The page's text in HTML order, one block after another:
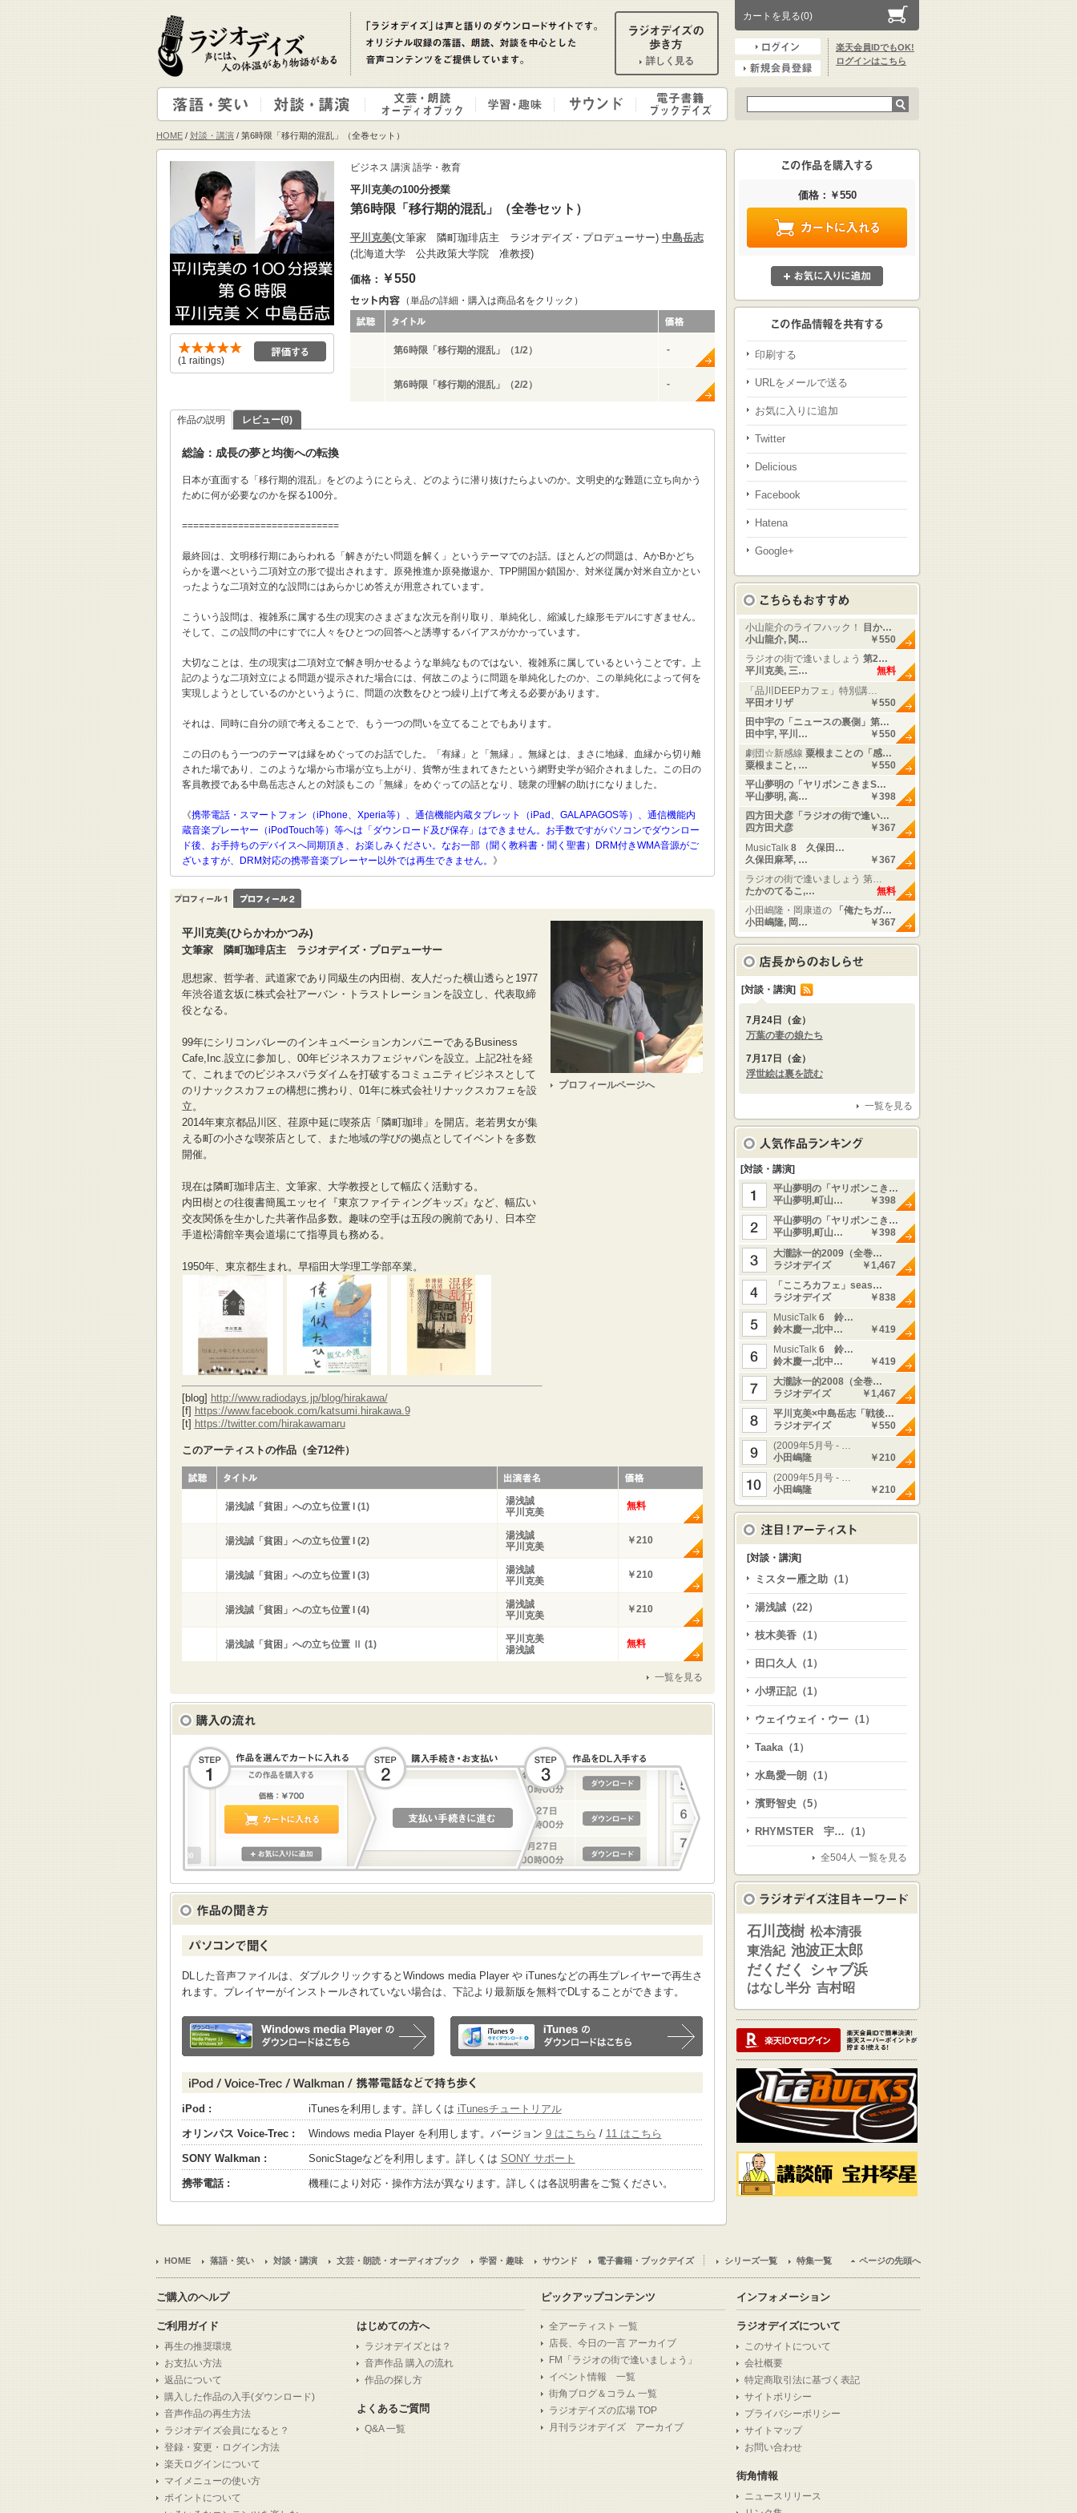
詳しく見る
カートを見る(0)
楽天会員IDでもOK!
ログインはこちら
HOME / 対談・講演 / 第6時限「移行期的混乱」（全巻セット）
(1 raitings)
ビジネス 講演 語学・教育
平川克美の100分授業
第6時限「移行期的混乱」（全巻セット）
平川克美(文筆家 隣町珈琲店主 ラジオデイズ・プロデューサー) 中島岳志
(北海道大学 公共政策大学院 准教授)
価格： ￥550
（単品の詳細・購入は商品名をクリック）
第6時限「移行期的混乱」（1/2） -
第6時限「移行期的混乱」（2/2） -
作品の説明 レビュー(0)
総論：成長の夢と均衡への転換
日本が直面する「移行期的混乱」をどのようにとらえ、どのように潜り抜けたらよいのか。文明史的な難題に立ち向かう
ために何が必要なのかを探る100分。
============================
最終回は、文明移行期にあらわれる「解きがたい問題を解く」というテーマでのお話。ほとんどの問題は、AかBかどち
らかを選べという二項対立の形で提出されます。原発推進か原発撤退か、TPP開国か鎖国か、対米従属か対米自立かとい
ったような二項対立的な設問にはあらかじめ答えが用意されています。
こういう設問は、複雑系に属する生の現実のさまざまな次元を削り取り、単純化し、縮減した線形モデルにすぎません。
そして、この設問の中にすでに人々をひとつの回答へと誘導するバイアスがかかっています。
大切なことは、生の現実は二項対立で解き明かせるような単純なものではない、複雑系に属しているということです。上
記のような二項対立による問題が提示された場合には、何故このように問題を単純化したのか、この単純化によって何を
実現しようとしているのかというように、問題の次数をひとつ繰り上げて考える必要があります。
それは、同時に自分の頭で考えることで、もう一つの問いを立てることでもあります。
この日のもう一つのテーマは縁をめぐってのお話でした。「有縁」と「無縁」。無縁とは、まさに地縁、血縁から切り離
された場であり、このような場から市場が立ち上がり、貨幣が生まれてきたという網野史学が紹介されました。この日の
客員教授である中島岳志さんとの対談もこの「無縁」をめぐっての話となり、聴衆の理解の助けになりました。
《携帯電話・スマートフォン（iPhone、Xperia等）、通信機能内蔵タブレット（iPad、GALAPAGOS等）、通信機能内
蔵音楽プレーヤー（iPodTouch等）等へは「ダウンロード及び保存」はできません。お手数ですがパソコンでダウンロー
ド後、お手持ちのデバイスへ同期頂き、お楽しみください。なお一部（聞く教科書・聞く聖書）DRM付きWMA音源がご
ざいますが、DRM対応の携帯音楽プレーヤー以外では再生できません。
》
平川克美(ひらかわかつみ)
文筆家 隣町珈琲店主 ラジオデイズ・プロデューサー
思想家、哲学者、武道家であり同級生の内田樹、友人だった横山透らと1977
年渋谷道玄坂に株式会社アーバン・トラストレーションを設立し、代表取締
役となる。
99年にシリコンバレーのインキュベーションカンパニーであるBusiness
Cafe,Inc.設立に参加し、00年ビジネスカフェジャパンを設立。上記2社を経
て、これまでのビジネスパラダイムを打破するコミュニティビジネスとして
のリナックスカフェの構想に携わり、01年に株式会社リナックスカフェを設
立。
2014年東京都品川区、荏原中延に喫茶店「隣町珈琲」を開店。老若男女が集
える町の小さな喫茶店として、また地域の学びの拠点としてイベントを多数
開催。
現在は隣町珈琲店主、文筆家、大学教授として幅広く活動する。
内田樹との往復書簡風エッセイ『東京ファイティングキッズ』など、幅広い
交友関係を生かした共著作品多数。趣味の空手は五段の腕前であり、日本空
手道松濤館辛夷会道場にて指導員も務める。
1950年、東京都生まれ。早稲田大学理工学部卒業。
[blog] http://www.radiodays.jp/blog/hirakawa/
[f] https://www.facebook.com/katsumi.hirakawa.9
[t] https://twitter.com/hirakawamaru
プロフィールページへ
このアーティストの作品（全712件）
湯浅誠「貧困」への立ち位置 I (1)
湯浅誠
平川克美
無料
湯浅誠「貧困」への立ち位置 I (2)
湯浅誠
平川克美
￥210
湯浅誠「貧困」への立ち位置 I (3)
湯浅誠
平川克美
￥210
湯浅誠「貧困」への立ち位置 I (4)
湯浅誠
平川克美
￥210
湯浅誠「貧困」への立ち位置 Ⅱ (1)
平川克美
湯浅誠
無料
一覧を見る
DLした音声ファイルは、ダブルクリックするとWindows media Player や iTunesなどの再生プレイヤーで再生さ
れます。プレイヤーがインストールされていない場合は、下記より最新版を無料でDLすることができます。
iPod : iTunesを利用します。詳しくは iTunesチュートリアル
オリンパス Voice-Trec : Windows media Player を利用します。バージョン 9 はこちら / 11 はこちら
SONY Walkman : SonicStageなどを利用します。詳しくは SONY サポート
携帯電話 : 機種により対応・操作方法が異なります。詳しくは各説明書をご覧ください。
価格：￥550
印刷する
URLをメールで送る
お気に入りに追加
Twitter
Delicious
Facebook
Hatena
Google+
小山龍介のライフハック！
目か…
小山龍介, 関…
￥550
ラジオの街で逢いましょう 第2…
平川克美, 三…
無料
「品川DEEPカフェ」特別講…
平田オリザ
￥550
田中宇の「ニュースの裏側」第…
田中宇, 平川…
￥550
劇団☆新感線 粟根まことの「感…
粟根まこと, …
￥550
平山夢明の「ヤリボンこきまS…
平山夢明, 高…
￥398
四方田犬彦「ラジオの街で逢い…
四方田犬彦
￥367
MusicTalk 8 久保田…
久保田麻琴, …
￥367
ラジオの街で逢いましょう 第…
たかのてるこ,…
無料
小田嶋隆・岡康道の
「俺たちガ…
小田嶋隆, 岡…
￥367
[対談・講演]
7月24日（金）
万葉の妻の娘たち
7月17日（金）
浮世絵は裏を読む
一覧を見る
[対談・講演]
平山夢明の「ヤリボンこき…
平山夢明,町山…
￥398
平山夢明の「ヤリボンこき…
平山夢明,町山…
￥398
大瀧詠一的2009（全巻…
ラジオデイズ
￥1,467
「こころカフェ」seas…
ラジオデイズ
￥838
MusicTalk 6 鈴…
鈴木慶一,北中…
￥419
MusicTalk 6 鈴…
鈴木慶一,北中…
￥419
大瀧詠一的2008（全巻…
ラジオデイズ
￥1,467
平川克美×中島岳志「戦後…
ラジオデイズ
￥550
(2009年5月号 - …
小田嶋隆
￥210
(2009年5月号 - …
小田嶋隆
￥210
[対談・講演]
ミスター雁之助（1）
湯浅誠（22）
枝木美香（1）
田口久人（1）
小堺正記（1）
ウェイウェイ・ウー（1）
Taaka（1）
水島愛一朗（1）
濱野智史（5）
RHYMSTER 宇…（1）
全504人 一覧を見る
石川茂樹 松本清張
東浩紀 池波正太郎
だくだく
シャブ浜
はなし半分 吉村昭
HOME 落語・笑い 対談・講演 文芸・朗読・オーディオブック 学習・趣味 サウンド 電子書籍・ブックデイズ シリーズ一覧 特集一覧 ページの先頭へ
ご購入のヘルプ
ご利用ガイド
再生の推奨環境
お支払い方法
返品について
購入した作品の入手(ダウンロード)
音声作品の再生方法
ラジオデイズ会員になると？
登録・変更・ログイン方法
楽天ログインについて
マイメニューの使い方
ポイントについて
はじめての方へ
ラジオデイズとは？
音声作品 購入の流れ
作品の探し方
よくあるご質問
Q&A 一覧
ピックアップコンテンツ
全アーティスト 一覧
店長、今日の一言 アーカイブ
FM「ラジオの街で逢いましょう」
イベント情報 一覧
街角ブログ＆コラム 一覧
ラジオデイズの広場 TOP
月刊ラジオデイズ アーカイブ
インフォメーション
ラジオデイズについて
このサイトについて
会社概要
特定商取引法に基づく表記
サイトポリシー
プライバシーポリシー
サイトマップ
お問い合わせ
街角情報
ニュースリリース